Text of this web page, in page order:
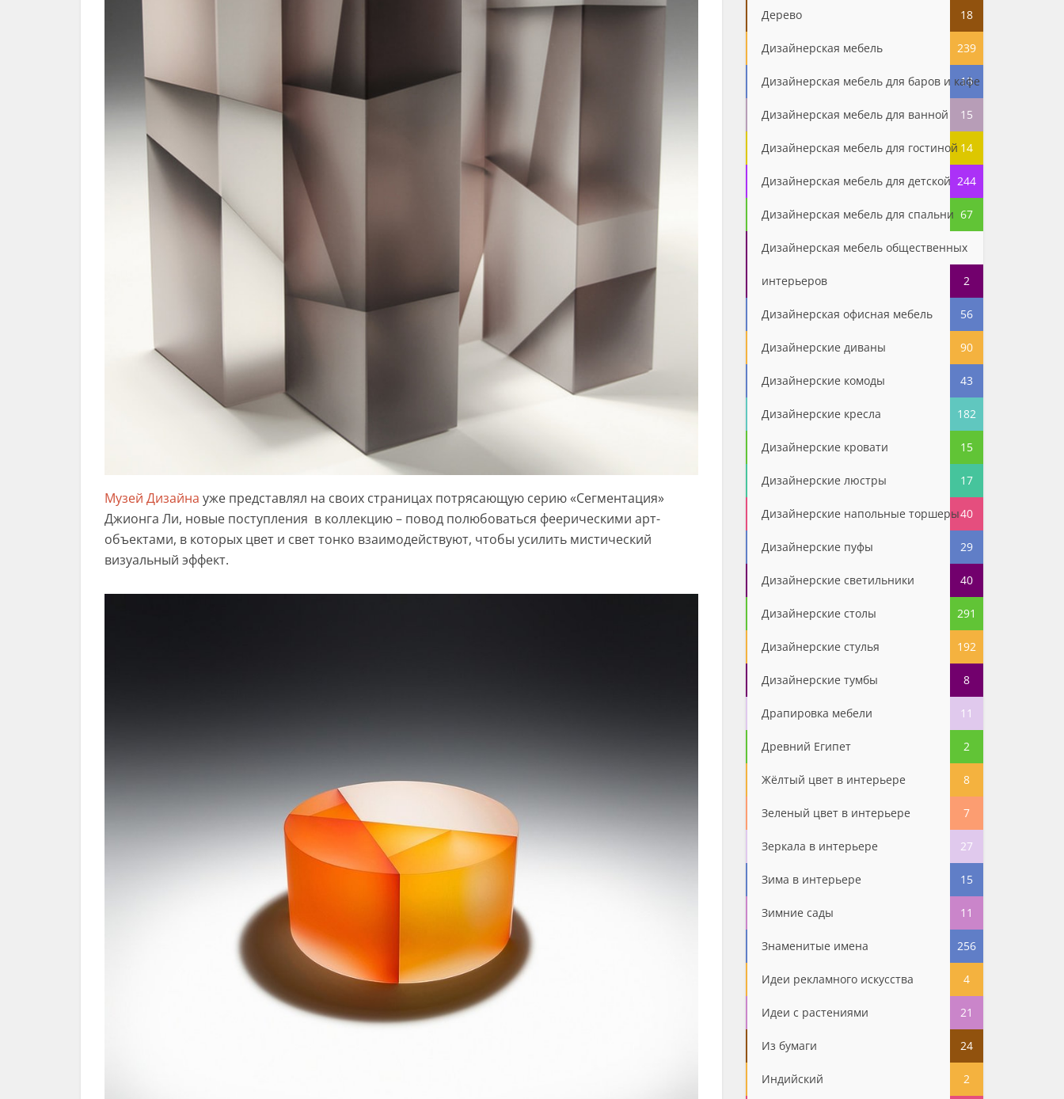
Музей Дизайна уже представлял на своих страницах потрясающую серию «Сегментация»
Джионга Ли, новые поступления в коллекцию – повод полюбоваться феерическими арт-
объектами, в которых цвет и свет тонко взаимодействуют, чтобы усилить мистический
визуальный эффект.
Дерево 18
Дизайнерская мебель 239
Дизайнерская мебель для баров и кафе
13
Дизайнерская мебель для ванной 15
Дизайнерская мебель для гостиной 14
Дизайнерская мебель для детской 244
Дизайнерская мебель для спальни 67
Дизайнерская мебель общественных
интерьеров 2
Дизайнерская офисная мебель 56
Дизайнерские диваны 90
Дизайнерские комоды 43
Дизайнерские кресла 182
Дизайнерские кровати 15
Дизайнерские люстры 17
Дизайнерские напольные торшеры40
Дизайнерские пуфы 29
Дизайнерские светильники 40
Дизайнерские столы 291
Дизайнерские стулья 192
Дизайнерские тумбы 8
Драпировка мебели 11
Древний Египет 2
Жёлтый цвет в интерьере 8
Зеленый цвет в интерьере 7
Зеркала в интерьере 27
Зима в интерьере 15
Зимние сады 11
Знаменитые имена 256
Идеи рекламного искусства 4
Идеи с растениями 21
Из бумаги 24
Индийский 2